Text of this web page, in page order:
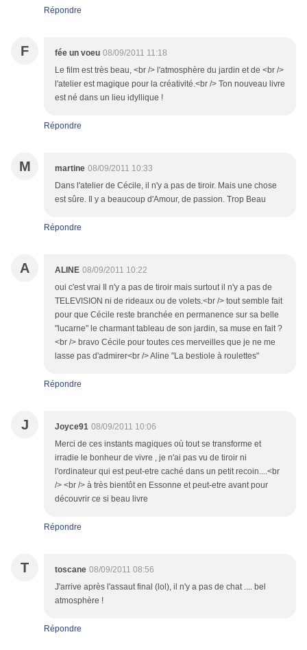
Répondre
F fée un voeu 08/09/2011 11:18
Le film est très beau, <br /> l'atmosphère du jardin et de <br />
l'atelier est magique pour la créativité.<br /> Ton nouveau livre
est né dans un lieu idyllique !
Répondre
M martine 08/09/2011 10:33
Dans l'atelier de Cécile, il n'y a pas de tiroir. Mais une chose
est sûre. Il y a beaucoup d'Amour, de passion. Trop Beau
Répondre
A ALINE 08/09/2011 10:22
oui c'est vrai Il n'y a pas de tiroir mais surtout il n'y a pas de
TELEVISION ni de rideaux ou de volets.<br /> tout semble fait
pour que Cécile reste branchée en permanence sur sa belle
"lucarne" le charmant tableau de son jardin, sa muse en fait ?
<br /> bravo Cécile pour toutes ces merveilles que je ne me
lasse pas d'admirer<br /> Aline "La bestiole à roulettes"
Répondre
J Joyce91 08/09/2011 10:06
Merci de ces instants magiques où tout se transforme et
irradie le bonheur de vivre , je n'ai pas vu de tiroir ni
l'ordinateur qui est peut-etre caché dans un petit recoin....<br
/> <br /> à très bientôt en Essonne et peut-etre avant pour
découvrir ce si beau livre
Répondre
T toscane 08/09/2011 08:56
J'arrive après l'assaut final (lol), il n'y a pas de chat .... bel
atmosphère !
Répondre